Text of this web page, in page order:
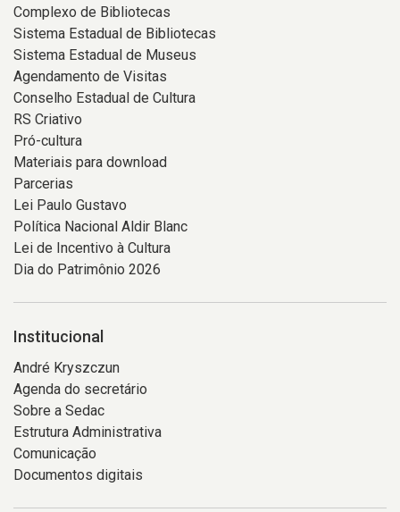
Complexo de Bibliotecas
Sistema Estadual de Bibliotecas
Sistema Estadual de Museus
Agendamento de Visitas
Conselho Estadual de Cultura
RS Criativo
Pró-cultura
Materiais para download
Parcerias
Lei Paulo Gustavo
Política Nacional Aldir Blanc
Lei de Incentivo à Cultura
Dia do Patrimônio 2026
Institucional
André Kryszczun
Agenda do secretário
Sobre a Sedac
Estrutura Administrativa
Comunicação
Documentos digitais